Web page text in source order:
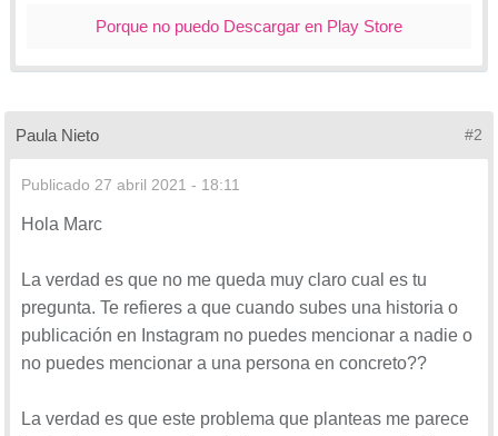
Porque no puedo Descargar en Play Store
Paula Nieto #2
Publicado 27 abril 2021 - 18:11
Hola Marc
La verdad es que no me queda muy claro cual es tu
pregunta. Te refieres a que cuando subes una historia o
publicación en Instagram no puedes mencionar a nadie o
no puedes mencionar a una persona en concreto??
La verdad es que este problema que planteas me parece